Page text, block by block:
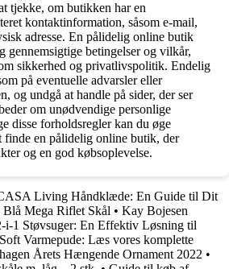
tjekke, om butikken har en
kontaktinformation, såsom e-mail,
adresse. En pålidelig online butik
gennemsigtige betingelser og vilkår,
sikkerhed og privatlivspolitik. Endelig
på eventuelle advarsler eller
og undgå at handle på sider, der ser
om unødvendige personlige
disse forholdsregler kan du øge
finde en pålidelig online butik, der
og en god købsoplevelse.
Living Håndklæde: En Guide til Dit
Blå Mega Riflet Skål • Kay Bojesen
i-1 Støvsuger: En Effektiv Løsning til
Varmepude: Læs vores komplette
Årets Hængende Ornament 2022 •